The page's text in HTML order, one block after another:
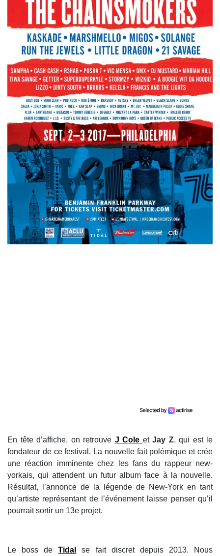
En tête d’affiche, on retrouve J Cole et Jay Z, qui est le
fondateur de ce festival. La nouvelle fait polémique et crée
une réaction imminente chez les fans du rappeur new-
yorkais, qui attendent un futur album face à la nouvelle.
Résultat, l’annonce de la légende de New-York en tant
qu’artiste représentant de l’événement laisse penser qu’il
pourrait sortir un 13e projet.
Le boss deTidal se fait discret depuis 2013. Nous